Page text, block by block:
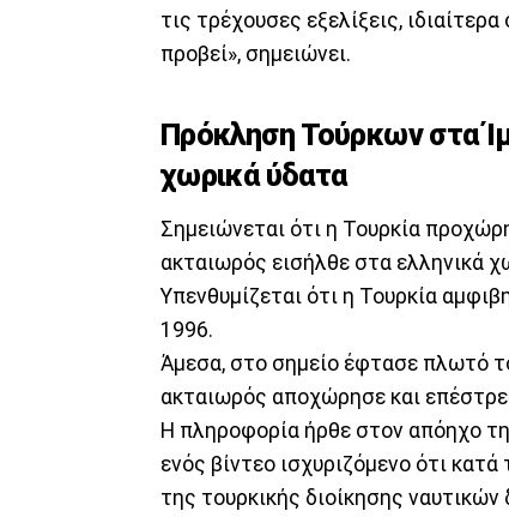
τις τρέχουσες εξελίξεις,
προβεί», σημειώνει.
Πρόκληση Τούρκων στα
χωρικά ύδατα
Σημειώνεται ότι η Τουρκία
ακταιωρός εισήλθε στα ελληνικά
Υπενθυμίζεται ότι η Τουρκία
1996.
Άμεσα, στο σημείο έφτασε πλωτό
ακταιωρός αποχώρησε και
Η πληροφορία ήρθε στον απόηχο
ενός βίντεο ισχυριζόμενο ότι
της τουρκικής διοίκησης